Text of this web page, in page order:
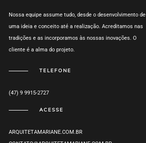
Nossa equipe assume tudo, desde o desenvolvimento de
uma ideia e conceito até a realização. Acreditamos nas
tradições e as incorporamos às nossas inovações. O
cliente é a alma do projeto.
TELEFONE
(47) 9 9915-2727
ACESSE
ARQUITETAMARIANE.COM.BR